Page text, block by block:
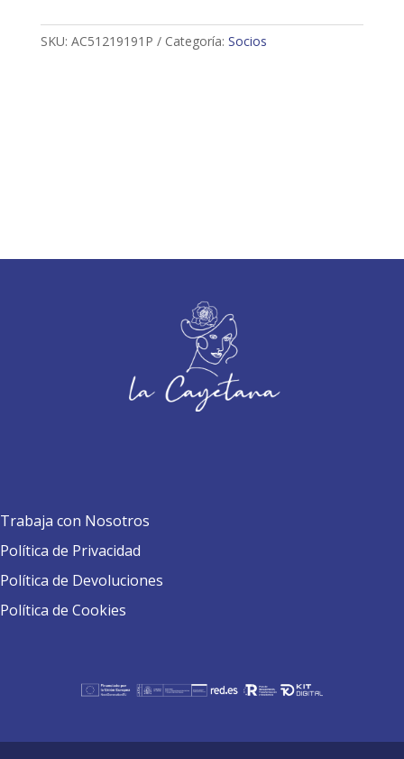
Carrera
Vidal
SKU: AC51219191P Categoría: Socios
Trabaja con Nosotros
Política de Privacidad
Política de Devoluciones
Política de Cookies